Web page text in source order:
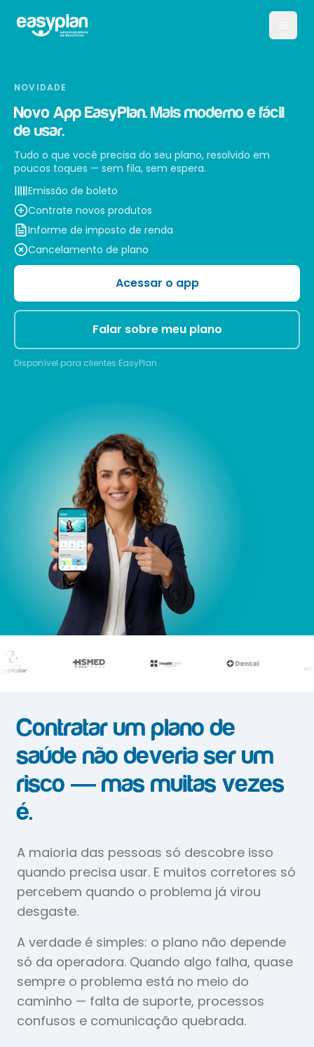
NOVIDADE
Novo App EasyPlan.Mais moderno e fácil
de usar.
Tudo o que você precisa do seu plano, resolvido em
poucos toques — sem fila, sem espera.
Emissão de boleto
Contrate novos produtos
Informe de imposto de renda
Cancelamento de plano
Acessar o app
Falar sobre meu plano
Disponível para clientes EasyPlan.
Contratar um plano de
saúde não deveria ser um
risco — mas muitas vezes
é.
A maioria das pessoas só descobre isso
quando precisa usar. E muitos corretores só
percebem quando o problema já virou
desgaste.
A verdade é simples: o plano não depende
só da operadora. Quando algo falha, quase
sempre o problema está no meio do
caminho — falta de suporte, processos
confusos e comunicação quebrada.